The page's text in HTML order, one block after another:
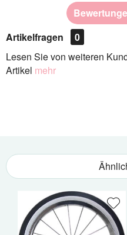
Artikelfragen
0
Lesen Sie von weiteren
Artikel mehr